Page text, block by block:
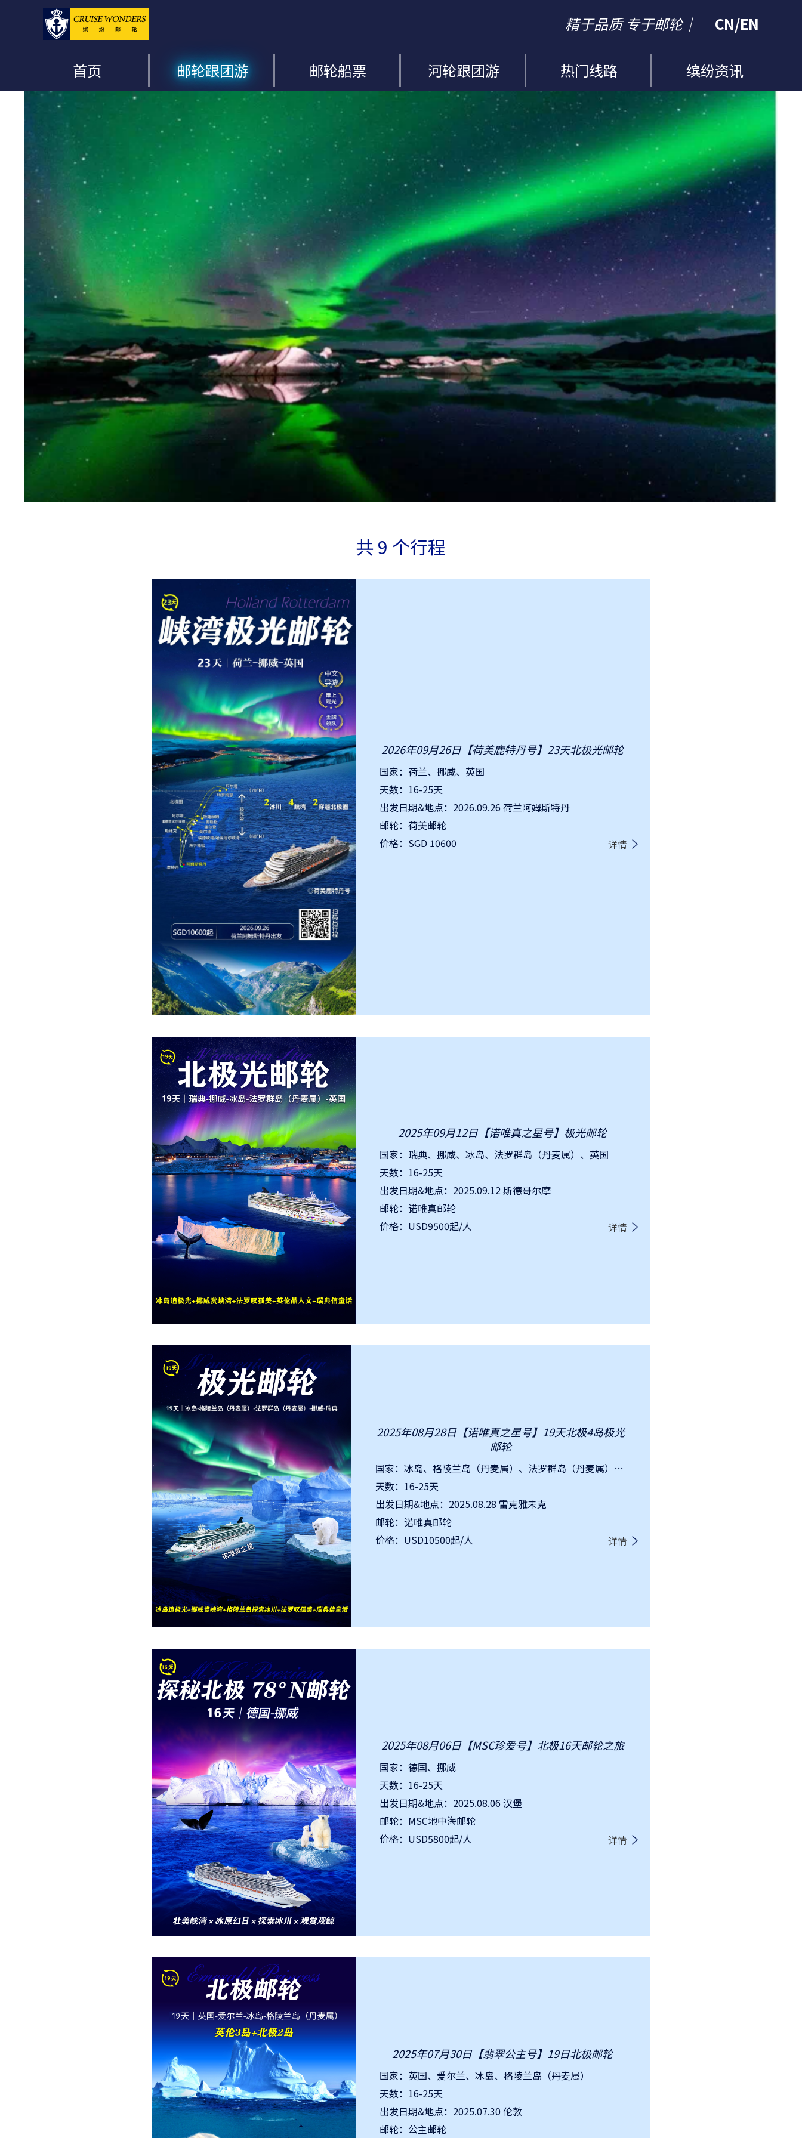
精于品质 专于邮轮｜ CN/EN
首页 邮轮跟团游 邮轮船票 河轮跟团游 热门线路 缤纷资讯
共 9 个行程
2026年09月26日【荷美鹿特丹号】23天北极光邮轮
国家：荷兰、挪威、英国
天数：16-25天
出发日期&地点：2026.09.26 荷兰阿姆斯特丹
邮轮：荷美邮轮
价格：SGD 10600
详情
2025年09月12日【诺唯真之星号】极光邮轮
国家：瑞典、挪威、冰岛、法罗群岛（丹麦属）、英国
天数：16-25天
出发日期&地点：2025.09.12 斯德哥尔摩
邮轮：诺唯真邮轮
价格：USD9500起/人
详情
2025年08月28日【诺唯真之星号】19天北极4岛极光
邮轮
国家：冰岛、格陵兰岛（丹麦属）、法罗群岛（丹麦属）、挪威、瑞典
天数：16-25天
出发日期&地点：2025.08.28 雷克雅未克
邮轮：诺唯真邮轮
价格：USD10500起/人
详情
2025年08月06日【MSC珍爱号】北极16天邮轮之旅
国家：德国、挪威
天数：16-25天
出发日期&地点：2025.08.06 汉堡
邮轮：MSC地中海邮轮
价格：USD5800起/人
详情
2025年07月30日【翡翠公主号】19日北极邮轮
国家：英国、爱尔兰、冰岛、格陵兰岛（丹麦属）
天数：16-25天
出发日期&地点：2025.07.30 伦敦
邮轮：公主邮轮